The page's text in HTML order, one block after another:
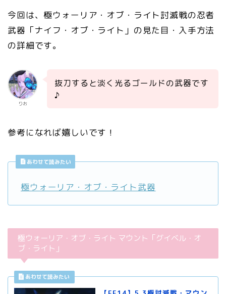
今回は、極ウォーリア・オブ・ライト討滅戦の忍者
武器「ナイフ・オブ・ライト」の見た目・入手方法
の詳細です。
りお
抜刀すると淡く光るゴールドの武器です
♪
参考になれば嬉しいです！
あわせて読みたい
極ウォーリア・オブ・ライト武器
極ウォーリア・オブ・ライト マウント「グイベル・オ
ブ・ライト」